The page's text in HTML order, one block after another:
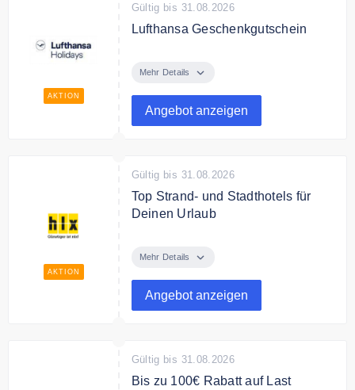
AKTION
Gültig bis 31.08.2026
Lufthansa Geschenkgutschein
Strandurlaub mit der Familie oder
Geschäftstermin reisen:
Verschenken Sie unvergessliche
Mehr Details
Angebot anzeigen
AKTION
Gültig bis 31.08.2026
Top Strand- und Stadthotels für
Deinen Urlaub
100% Weiterempfehlung!
Mehr Details
Angebot anzeigen
Gültig bis 31.08.2026
Bis zu 100€ Rabatt auf Last